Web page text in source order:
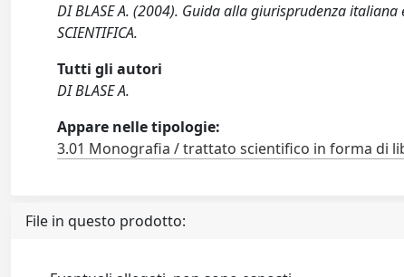
DI BLASE A. (2004). Guida alla giurisprudenza
SCIENTIFICA.
Tutti gli autori
DI BLASE A.
Appare nelle tipologie:
3.01 Monografia / trattato scientifico in forma di
File in questo prodotto: